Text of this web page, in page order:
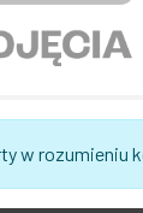
w rozumieniu